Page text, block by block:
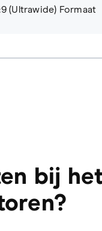
(Ultrawide) Formaat
bij